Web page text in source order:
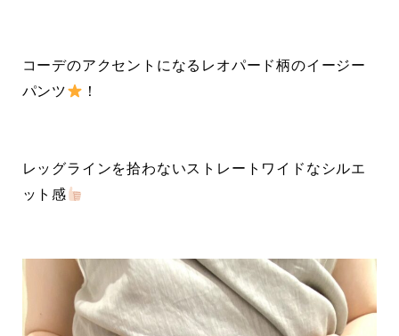
コーデのアクセントになるレオパード柄のイージー
パンツ
！
レッグラインを拾わないストレートワイドなシルエ
ット感